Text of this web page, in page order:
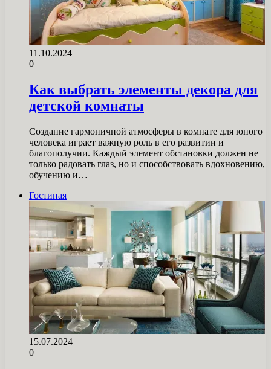
11.10.2024
0
Как выбрать элементы декора для
детской комнаты
Создание гармоничной атмосферы в комнате для юного
человека играет важную роль в его развитии и
благополучии. Каждый элемент обстановки должен не
только радовать глаз, но и способствовать вдохновению,
обучению и…
Гостиная
15.07.2024
0